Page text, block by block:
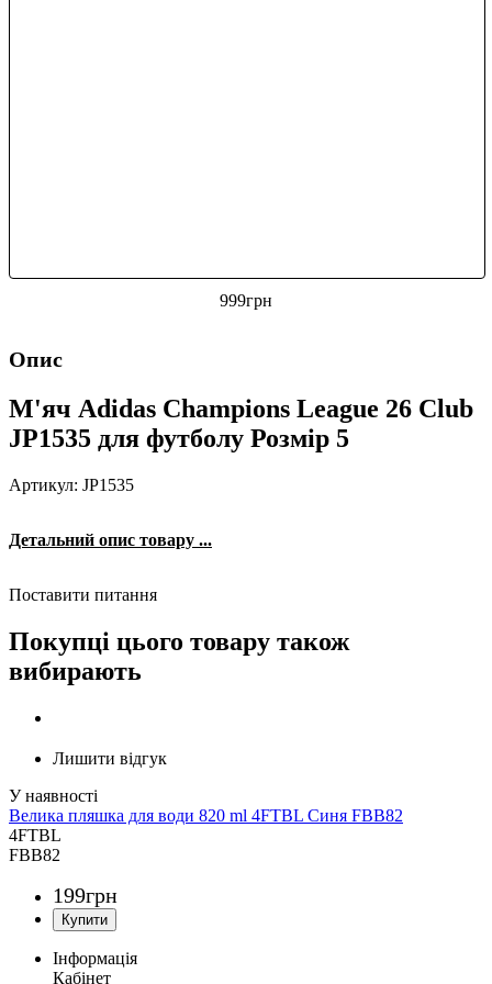
999грн
Опис
М'яч Adidas Champions League 26 Club
JP1535 для футболу Розмір 5
Артикул: JP1535
Детальний опис товару ...
Поставити питання
Покупці цього товару також
вибирають
Лишити відгук
Велика пляшка для води 820 ml 4FTBL Синя FBB82
4FTBL
FBB82
199грн
Інформація
Кабінет